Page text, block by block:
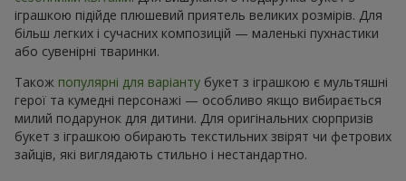
іграшкою підійде плюшевий приятель великих розмірів. Для
більш легких і сучасних композицій — маленькі пухнастики
або сувенірні тваринки.
Також популярні для варіанту букет з іграшкою є мультяшні
герої та кумедні персонажі — особливо якщо вибирається
милий подарунок для дитини. Для оригінальних сюрпризів
букет з іграшкою обирають текстильних звірят чи фетрових
зайців, які виглядають стильно і нестандартно.